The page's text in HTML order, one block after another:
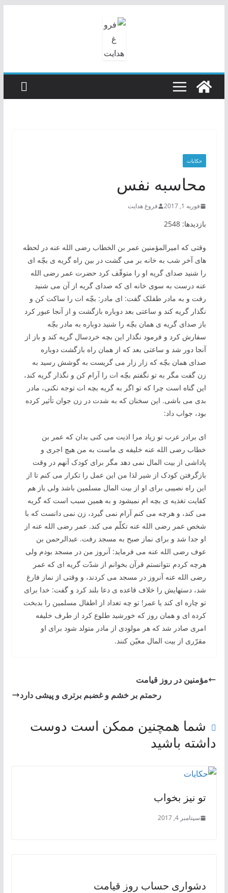
حکایات
محاسبه نفس
فوریه 1, 2017 فروغ هدایت
بازدیدها: 2548
وقتی که امیرالمؤمنین عمر بن الخطاب رضی الله عنه در لحظه
های آخر شب به خانه بر می گشت در بین راه گریه ی بچّه ای
را شنید صدای گریه او را متوقّف کرد حضرت عمر رضی الله
عنه درست به سوی خانه ای که صدای گریه از آن می شنید
رفت و به مادر طفلک گفت: ای مادر: بچّه ات را ساکت کن و
نگذار گریه کند و ساعتی بعد دوباره بازگشت و از آنجا عبور کرد
باز صدای گریه ی همان بچّه را شنید دوباره به مادر بچّه
سفارش کرد و فرمود نگذار این بچه خردسال گریه کند و باز از
آنجا دور شد و ساعتی بعد که از همان راه بازگشت دوباره
صدای همان بچّه که زار زار می گریست به گوشش رسید به
زن گفت مگر به تو نگفتم بچّه ات را آرام کن و نگذار گریه کند،
این گناه است چرا که تو اگر به گریه بچه ات توجه نکنی، مادر
بدی می باشی. این سخنان که به شدت در زن جوان تأثیر کرده
بود، جواب داد:
ای برادر عرب تو زیاد مرا اذیت می کنی بدان که عمر بن
خطاب رضی الله عنه خلیفه ی ماست به من هیچ اجری و
پاداشی از بیت المال نمی دهد مگر برای کودک آنهم در وقت
بازگرفتن کودک از شیر لذا من این عمل را تکرار می کنم تا از
این راه نصیبی برای او از بیت المال مسلمین باشد ولی باز هم
کفایت تغذیه ی بچه ام نمیشود و به همین سبب است که گریه
می کند، و هرچه می کنم آرام نمی گیرد، زن نمی دانست که با
شخص عمر رضی الله عنه تکلّم می کند. عمر رضی الله عنه از
او جدا شد و برای نماز صبح به مسجد رفت. عبدالرحمن بن
عوف رضی الله عنه می فرماید: آنروز من در مسجد بودم ولی
هرچه کردم نتوانستم قرآن بخوانم از شدّت گریه ای که عمر
رضی الله عنه آنروز در مسجد می کردند، و وقتی از نماز فارغ
شد، دستهایش را خلاف قاعده ی دعا بلند کرد و گفت: خدا برای
تو چاره ای کند یا عمر! تو چه تعداد از اطفال مسلمین را بدبخت
کرده ای و همان روز که خورشید طلوع کرد از طرف خلیفه
امری صادر شد که هر مولودی از مادر متولد شود برای او
مقرّری از بیت المال معیّن کنند.
مؤمنین در روز قیامت
رحمتم بر خشم و غضبم برتری و پیشی دارد
شما همچنین ممکن است دوست
داشته باشید
تو نیز بخواب
سپتامبر 4, 2017
دشواری حساب روز قیامت